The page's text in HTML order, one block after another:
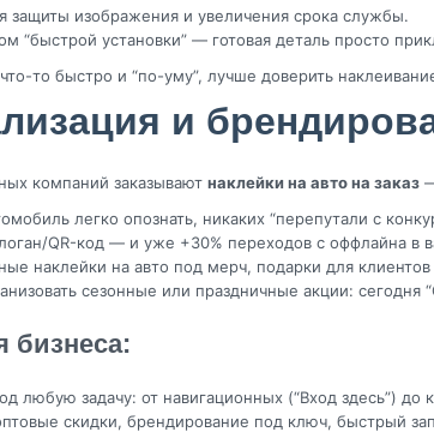
защиты изображения и увеличения срока службы.
“быстрой установки” — готовая деталь просто
то быстро и “по-уму”, лучше доверить
и
компаний заказывают наклейки на авто на заказ
легко опознать, никаких “перепутали с
QR-код — и уже +30% переходов с оффлайна в
наклейки на авто под мерч, подарки для
сезонные или праздничные акции: сегодня
бизнеса:
любую задачу: от навигационных (“Вход здесь”)
скидки, брендирование под ключ, быстрый